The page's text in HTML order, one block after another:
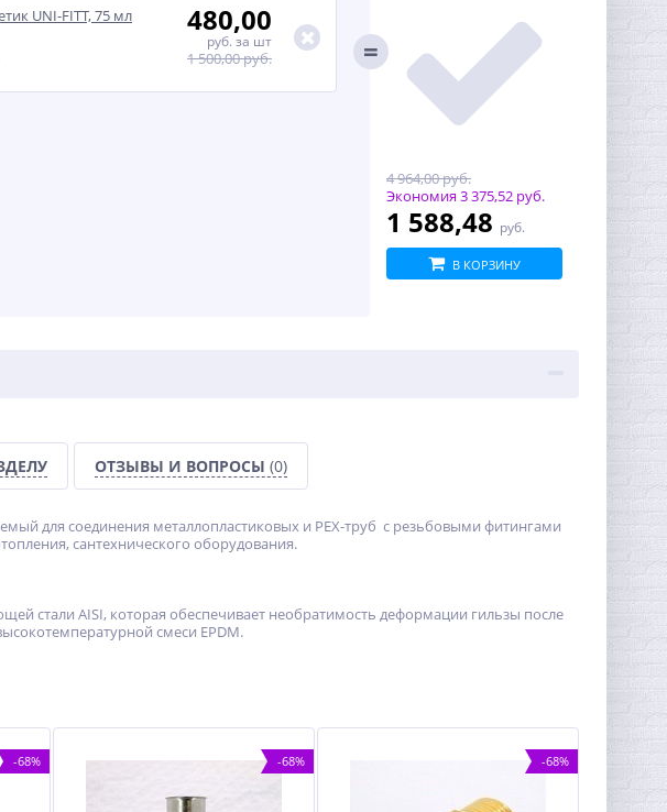
UNI-FITT, 75 мл
480,00
руб. за шт
1 500,00 руб.
4 964,00 руб.
Экономия3 375,52 руб.
1 588,48 руб.
В КОРЗИНУ
ОТЗЫВЫ И ВОПРОСЫ (0)
для соединения металлопластиковых и РЕХ-труб с резьбовыми фитингами
сантехнического оборудования.
стали AISI, которая обеспечивает необратимость деформации гильзы после
смеси EPDM.
-68% -68% -68%